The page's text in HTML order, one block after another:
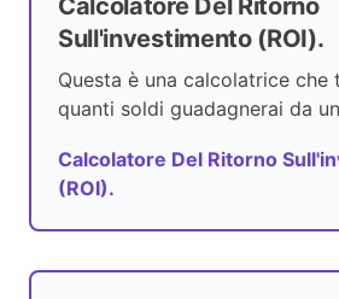
Calcolatore Del Ritorno
Sull'investimento (ROI).
Questa è una calcolatrice che
quanti soldi guadagnerai da
Calcolatore Del Ritorno
(ROI).